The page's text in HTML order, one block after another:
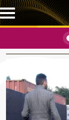
Pasar al contenido